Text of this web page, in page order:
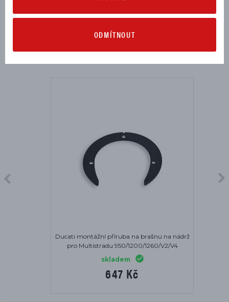
MOHLO BY SE VÁM HODIT
Ducati montážní příruba na brašnu na nádrž
pro Multistradu 950/1200/1260/V2/V4
skladem
647 Kč
ODMÍTNOUT